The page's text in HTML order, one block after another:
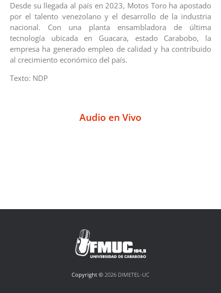
Desde su llegada al país en 2023, Motos Toro ha apostado
por el talento venezolano y el desarrollo de la industria
nacional. Con una planta ensambladora de última
tecnología ubicada en Guacara, estado Carabobo, la
empresa ha generado empleo de calidad y ha contribuido
al crecimiento económico del país.
Texto: NDP
Audio en Vivo
Copyright © 2026 DIMETEL-UC